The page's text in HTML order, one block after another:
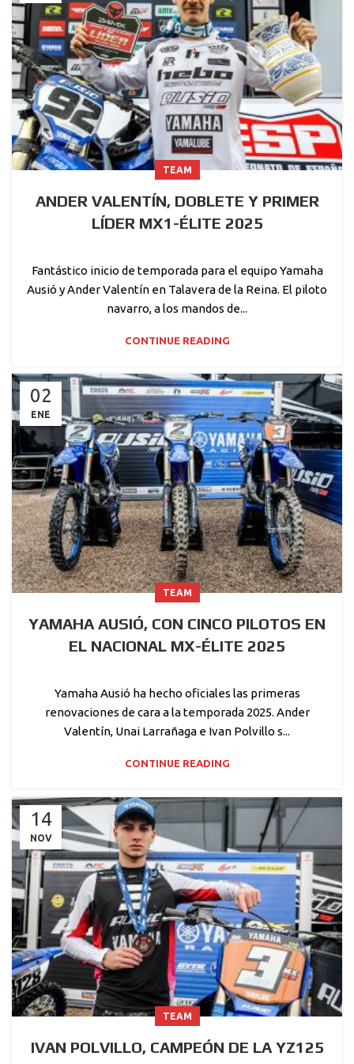
TEAM
ANDER VALENTÍN, DOBLETE Y PRIMER
LÍDER MX1-ÉLITE 2025
Fantástico inicio de temporada para el equipo Yamaha
Ausió y Ander Valentín en Talavera de la Reina. El piloto
navarro, a los mandos de...
CONTINUE READING
02
ENE
TEAM
YAMAHA AUSIÓ, CON CINCO PILOTOS EN
EL NACIONAL MX-ÉLITE 2025
Yamaha Ausió ha hecho oficiales las primeras
renovaciones de cara a la temporada 2025. Ander
Valentín, Unai Larrañaga e Ivan Polvillo s...
CONTINUE READING
14
NOV
TEAM
IVAN POLVILLO, CAMPEÓN DE LA YZ125